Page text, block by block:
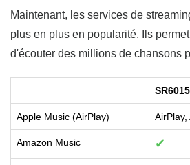
Maintenant, les services de
plus en plus en popularité. Ils
d'écouter des millions de chansons
SR6015
Apple Music (AirPlay) AirPlay,
Amazon Music ✔